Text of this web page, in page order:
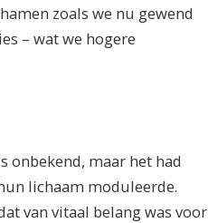
zoals we nu gewend
– wat we hogere
onbekend, maar het had
lichaam moduleerde.
van vitaal belang was voor